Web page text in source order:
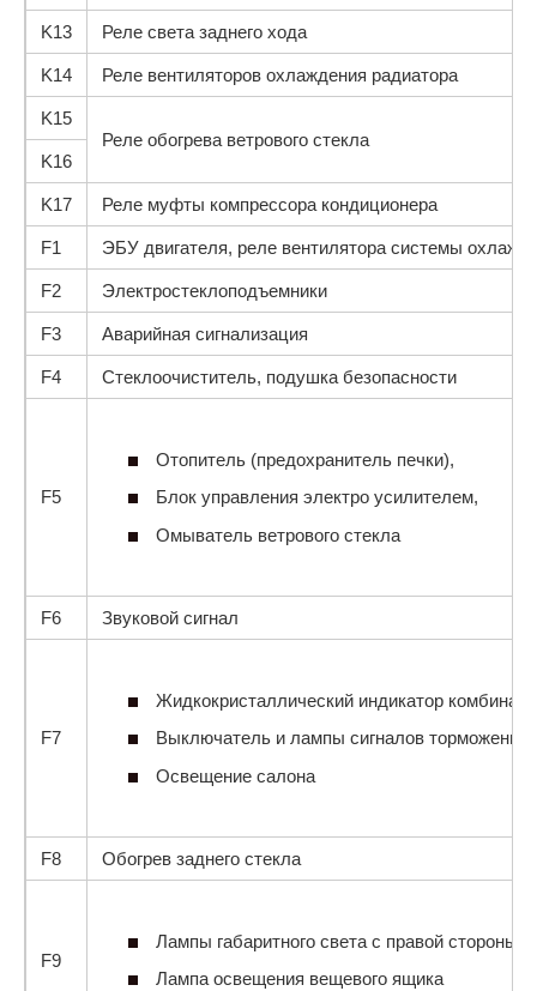
K13 Реле света заднего хода
K14 Реле вентиляторов охлаждения радиатора
K15
Реле обогрева ветрового стекла
K16
K17 Реле муфты компрессора кондиционера
F1 ЭБУ двигателя, реле вентилятора системы
F2 Электростеклоподъемники
F3 Аварийная сигнализация
F4 Стеклоочиститель, подушка безопасности
F5
Отопитель (предохранитель печки),
Блок управления электро усилителем,
Омыватель ветрового стекла
F6 Звуковой сигнал
F7
Жидкокристаллический индикатор
Выключатель и лампы сигналов торможения,
Освещение салона
F8 Обогрев заднего стекла
F9
Лампы габаритного света с правой стороны,
Лампа освещения вещевого ящика